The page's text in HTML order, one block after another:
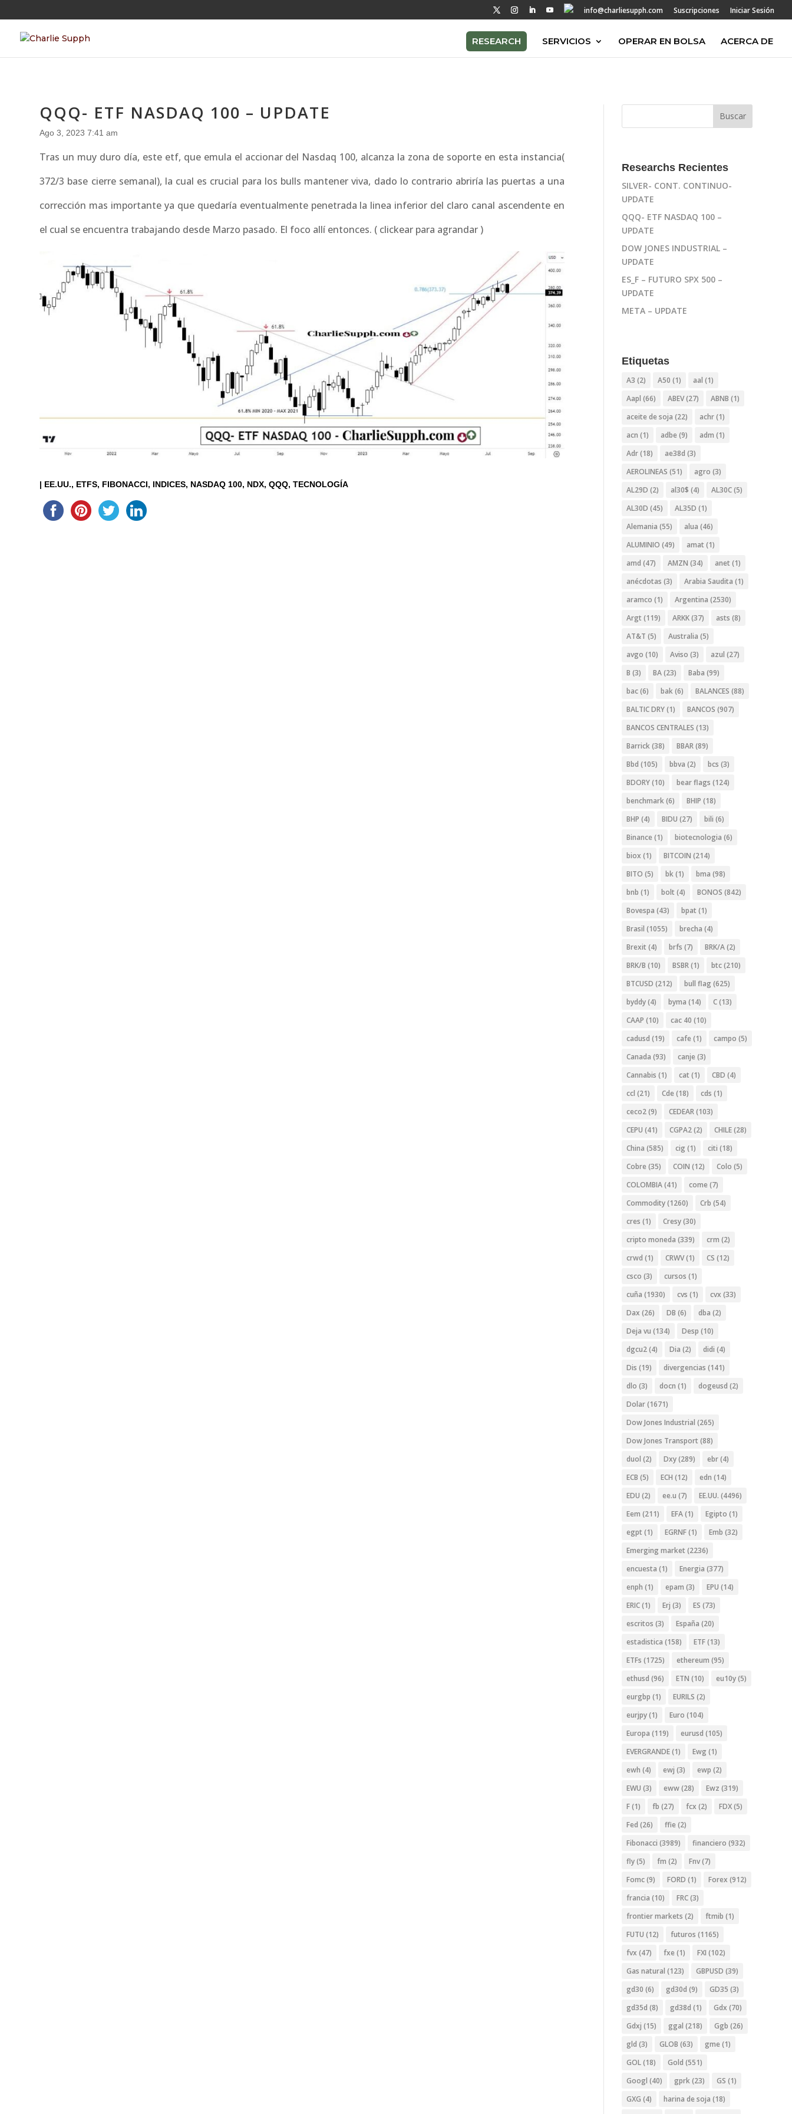
info@charliesupph.com Suscripciones Iniciar Sesión
RESEARCH SERVICIOS OPERAR EN BOLSA ACERCA DE
QQQ- ETF NASDAQ 100 – UPDATE
Ago 3, 2023 7:41 am
Tras un muy duro día, este etf, que emula el accionar del Nasdaq 100, alcanza la zona de soporte en esta instancia(
372/3 base cierre semanal), la cual es crucial para los bulls mantener viva, dado lo contrario abriría las puertas a una
corrección mas importante ya que quedaría eventualmente penetrada la linea inferior del claro canal ascendente en
el cual se encuentra trabajando desde Marzo pasado. El foco allí entonces. ( clickear para agrandar )
| EE.UU. ETFS FIBONACCI INDICES NASDAQ 100 NDX QQQ TECNOLOGÍA
Researchs Recientes
SILVER- CONT. CONTINUO-
UPDATE
QQQ- ETF NASDAQ 100 –
UPDATE
DOW JONES INDUSTRIAL –
UPDATE
ES_F – FUTURO SPX 500 –
UPDATE
META – UPDATE
Etiquetas
A3 (2) A50 (1) aal (1)
Aapl (66) ABEV(27) ABNB (1)
aceite de soja (22) achr(1)
acn (1) adbe (9) adm (1)
Adr(18) ae38d (3)
AEROLINEAS (51) agro (3)
AL29D (2) al30$ (4) AL30C(5)
AL30D (45) AL35D (1)
Alemania (55) alua (46)
ALUMINIO (49) amat (1)
amd (47) AMZN (34) anet (1)
anécdotas (3) Arabia Saudita (1)
aramco (1) Argentina (2530)
Argt (119) ARKK(37) asts (8)
AT&T (5) Australia (5)
avgo (10) Aviso (3) azul (27)
B (3) BA(23) Baba (99)
bac(6) bak(6) BALANCES (88)
BALTIC DRY(1) BANCOS (907)
BANCOS CENTRALES (13)
Barrick(38) BBAR(89)
Bbd (105) bbva (2) bcs (3)
BDORY(10) bear flags (124)
benchmark(6) BHIP (18)
BHP (4) BIDU (27) bili (6)
Binance (1) biotecnologia (6)
biox (1) BITCOIN (214)
BITO (5) bk(1) bma (98)
bnb (1) bolt (4) BONOS (842)
Bovespa (43) bpat (1)
Brasil (1055) brecha (4)
Brexit (4) brfs (7) BRK/A(2)
BRK/B (10) BSBR(1) btc(210)
BTCUSD (212) bull flag (625)
byddy(4) byma (14) C(13)
CAAP (10) cac 40 (10)
cadusd (19) cafe (1) campo (5)
Canada (93) canje (3)
Cannabis (1) cat (1) CBD (4)
ccl (21) Cde (18) cds (1)
ceco2(9) CEDEAR(103)
CEPU (41) CGPA2(2) CHILE(28)
China (585) cig (1) citi (18)
Cobre (35) COIN (12) Colo (5)
COLOMBIA(41) come (7)
Commodity(1260) Crb (54)
cres (1) Cresy(30)
cripto moneda (339) crm (2)
crwd (1) CRWV(1) CS (12)
csco (3) cursos (1)
cuña (1930) cvs (1) cvx (33)
Dax (26) DB (6) dba (2)
Deja vu (134) Desp (10)
dgcu2(4) Dia (2) didi (4)
Dis (19) divergencias (141)
dlo (3) docn (1) dogeusd (2)
Dolar(1671)
Dow Jones Industrial (265)
Dow Jones Transport (88)
duol (2) Dxy(289) ebr(4)
ECB (5) ECH (12) edn (14)
EDU (2) ee.u (7) EE.UU. (4496)
Eem (211) EFA(1) Egipto (1)
egpt (1) EGRNF(1) Emb (32)
Emerging market (2236)
encuesta (1) Energia (377)
enph (1) epam (3) EPU (14)
ERIC(1) Erj (3) ES (73)
escritos (3) España (20)
estadistica (158) ETF(13)
ETFs (1725) ethereum (95)
ethusd (96) ETN (10) eu10y(5)
eurgbp (1) EURILS (2)
eurjpy(1) Euro (104)
Europa (119) eurusd (105)
EVERGRANDE(1) Ewg (1)
ewh (4) ewj (3) ewp (2)
EWU (3) eww(28) Ewz (319)
F(1) fb (27) fcx (2) FDX(5)
Fed (26) ffie (2)
Fibonacci (3989) financiero (932)
fly(5) fm (2) Fnv(7)
Fomc(9) FORD (1) Forex (912)
francia (10) FRC(3)
frontier markets (2) ftmib (1)
FUTU (12) futuros (1165)
fvx (47) fxe (1) FXI (102)
Gas natural (123) GBPUSD (39)
gd30 (6) gd30d (9) GD35 (3)
gd35d (8) gd38d (1) Gdx (70)
Gdxj (15) ggal (218) Ggb (26)
gld (3) GLOB (63) gme (1)
GOL(18) Gold (551)
Googl (40) gprk(23) GS (1)
GXG (4) harina de soja (18)